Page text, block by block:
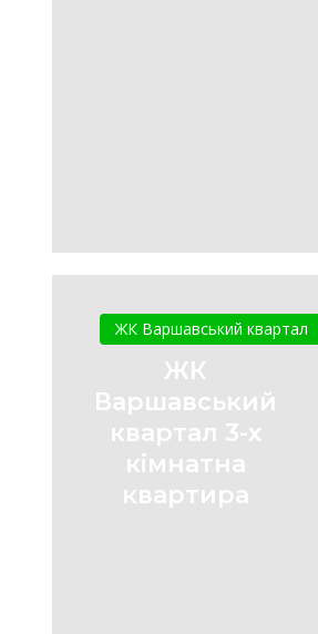
Варшавський
квартал
х
кімнатна
квартира
ЖК Варшавський квартал
ЖК
Варшавський
квартал 3-х
кімнатна
квартира